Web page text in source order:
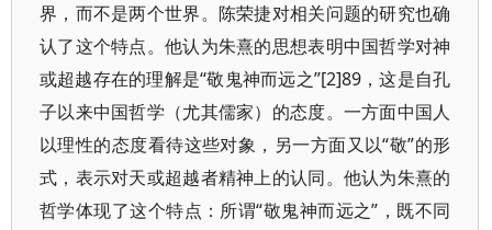
界，而不是两个世界。陈荣捷对相关问题的研究也确
认了这个特点。他认为朱熹的思想表明中国哲学对神
或超越存在的理解是“敬鬼神而远之”[2]89，这是自孔
子以来中国哲学（尤其儒家）的态度。一方面中国人
以理性的态度看待这些对象，另一方面又以“敬”的形
式，表示对天或超越者精神上的认同。他认为朱熹的
哲学体现了这个特点：所谓“敬鬼神而远之”，既不同